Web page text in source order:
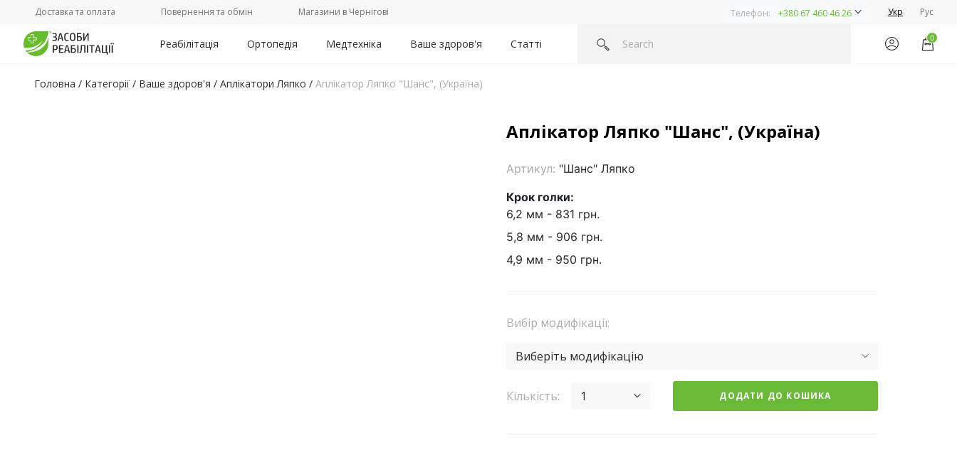
Доставка та оплата Повернення та обмін Магазини в Чернігові Телефон: +380 67 460 46 26 Укр Рус
Реабілітація Ортопедія Медтехніка Ваше здоров'я Статті 0
Головна / Категорії / Ваше здоров'я / Аплікатори Ляпко / Аплікатор Ляпко "Шанс", (Україна)
Аплікатор Ляпко "Шанс", (Україна)
Артикул: "Шанс" Ляпко
Крок голки:
6,2 мм - 831 грн.
5,8 мм - 906 грн.
4,9 мм - 950 грн.
Вибір модифікації:
Виберіть модифікацію
Кількість: 1 ДОДАТИ ДО КОШИКА